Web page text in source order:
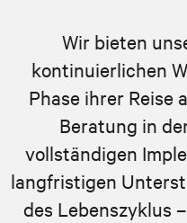
Wir bieten
kontinuierlichen
Phase ihrer Reise
Beratung in
vollständigen
langfristigen
des Lebenszyklus